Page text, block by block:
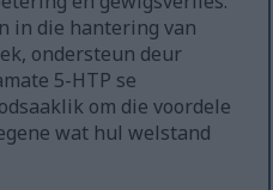
in die hantering van
ondersteun deur
5-HTP se
om die voordele
wat hul welstand